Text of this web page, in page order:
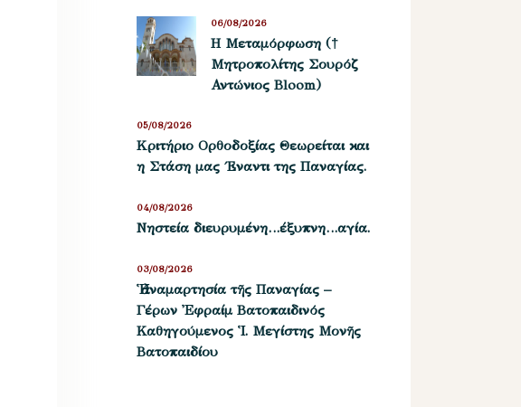
Η Μεταμόρφωση (†
Μητροπολίτης Σουρόζ
Αντώνιος Bloom)
06/08/2026
Kριτήριο Oρθοδοξίας Θεωρείται και
η Στάση μας ΄Εναντι της Παναγίας.
05/08/2026
Νηστεία διευρυμένη…έξυπνη…αγία.
04/08/2026
Ἡ ἀναμαρτησία τῆς Παναγίας –
Γέρων Ἐφραίμ Βατοπαιδινός
Καθηγούμενος Ἱ. Μεγίστης Μονῆς
Βατοπαιδίου
03/08/2026